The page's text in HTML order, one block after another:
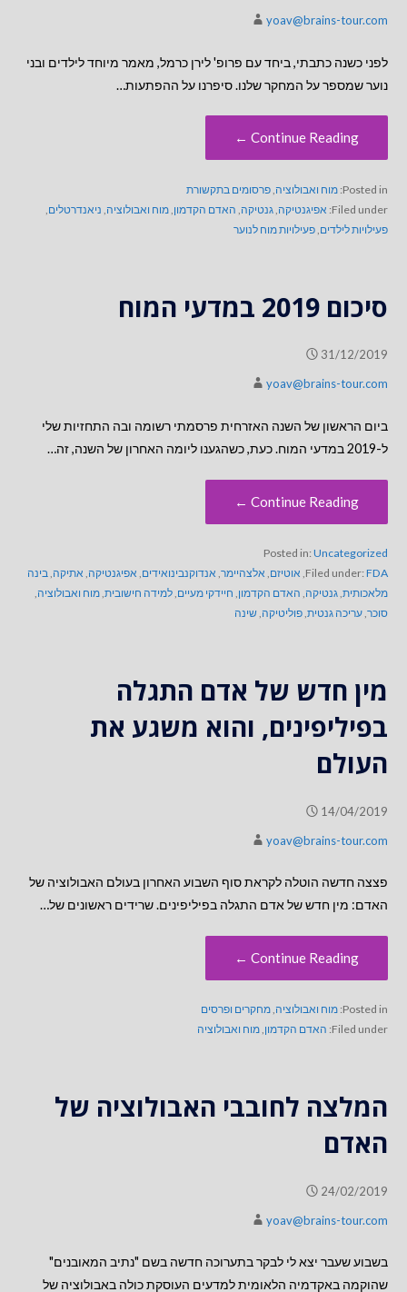
yoav@brains-tour.com
לפני כשנה כתבתי, ביחד עם פרופ' לירן כרמל, מאמר מיוחד לילדים ובני
נוער שמספר על המחקר שלנו. סיפרנו על ההפתעות…
Continue Reading ←
Posted in: מוח ואבולוציה,פרסומים בתקשורת
Filed under: אפיגנטיקה,גנטיקה, האדם הקדמון,מוח ואבולוציה, ניאנדרטלים,
פעילויות לילדים,פעילויות מוח לנוער
סיכום 2019 במדעי המוח
31/12/2019
yoav@brains-tour.com
ביום הראשון של השנה האזרחית פרסמתי רשומה ובה התחזיות שלי
ל-2019 במדעי המוח. כעת, כשהגענו ליומה האחרון של השנה, זה…
Continue Reading ←
Posted in:Uncategorized
Filed under:FDA
, אוטיזם, אלצהיימר, אנדוקנבינואידים, אפיגנטיקה, אתיקה,בינה
מלאכותית,גנטיקה, האדם הקדמון, חיידקי מעיים,למידה חישובית,מוח ואבולוציה,
סוכר,עריכה גנטית,פוליטיקה,שינה
מין חדש של אדם התגלה
בפיליפינים, והוא משגע את
העולם
14/04/2019
yoav@brains-tour.com
פצצה חדשה הוטלה לקראת סוף השבוע האחרון בעולם האבולוציה של
האדם: מין חדש של אדם התגלה בפיליפינים. שרידים ראשונים של…
Continue Reading ←
Posted in: מוח ואבולוציה,מחקרים ופרסים
Filed under: האדם הקדמון,מוח ואבולוציה
המלצה לחובבי האבולוציה של
האדם
24/02/2019
yoav@brains-tour.com
בשבוע שעבר יצא לי לבקר בתערוכה חדשה בשם "נתיב המאובנים"
שהוקמה באקדמיה הלאומית למדעים העוסקת כולה באבולוציה של